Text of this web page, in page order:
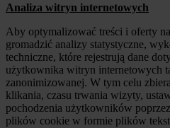
Analiza witryn internetowych
Aby optymalizować treści i oferty
gromadzić analizy statystyczne,
techniczne, które rejestrują dane
użytkownika witryn internetowych
zanonimizowanej. W tym celu
klikania, czasu trwania wizyty,
pochodzenia użytkowników
plików cookie w formie plików